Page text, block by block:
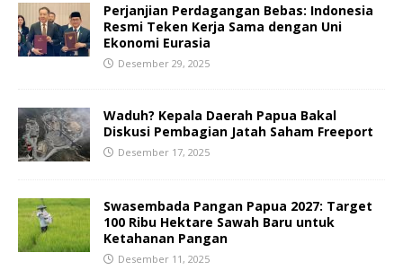
Perjanjian Perdagangan Bebas: Indonesia
Resmi Teken Kerja Sama dengan Uni
Ekonomi Eurasia
Desember 29, 2025
Waduh? Kepala Daerah Papua Bakal
Diskusi Pembagian Jatah Saham Freeport
Desember 17, 2025
Swasembada Pangan Papua 2027: Target
100 Ribu Hektare Sawah Baru untuk
Ketahanan Pangan
Desember 11, 2025